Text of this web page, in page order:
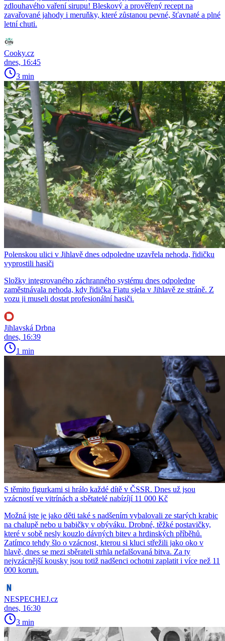
zdlouhavého vaření sirupu! Bleskový a prověřený recept na
zavařované jahody i meruňky, které zůstanou pevné, šťavnaté a plné
letní chuti.
Cooky.cz
dnes, 16:45
3 min
Polenskou ulici v Jihlavě dnes odpoledne uzavřela nehoda, řidičku
vyprostili hasiči
Složky integrovaného záchranného systému dnes odpoledne
zaměstnávala nehoda, kdy řidička Fiatu sjela v Jihlavě ze stráně. Z
vozu ji museli dostat profesionální hasiči.
Jihlavská Drbna
dnes, 16:39
1 min
S těmito figurkami si hrálo každé dítě v ČSSR. Dnes už jsou
vzácností ve vitrínách a sbětatelé nabízíjí 11 000 Kč
Možná jste je jako děti také s nadšením vybalovali ze starých krabic
na chalupě nebo u babičky v obýváku. Drobné, těžké postavičky,
které v sobě nesly kouzlo dávných bitev a hrdinských příběhů.
Zatímco tehdy šlo o vzácnost, kterou si kluci střežili jako oko v
hlavě, dnes se mezi sběrateli strhla nefalšovaná bitva. Za ty
nejvzácnější kousky jsou totiž nadšenci ochotni zaplatit i více než 11
000 korun.
NESPECHEJ.cz
dnes, 16:30
3 min